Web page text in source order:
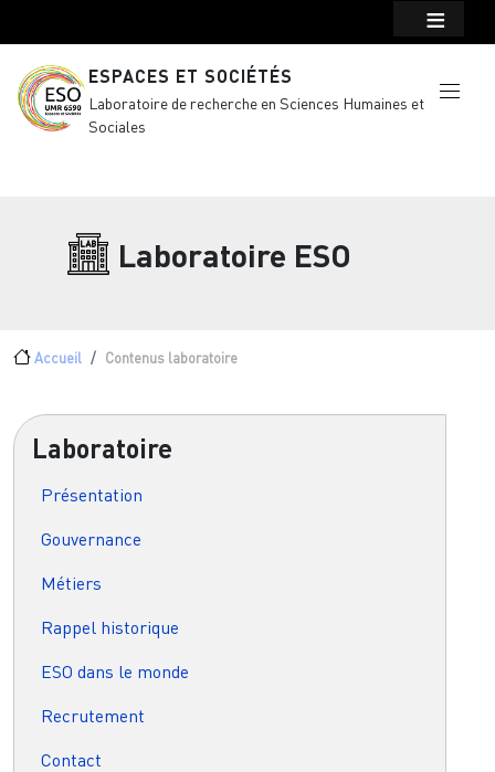
ESPACES ET SOCIÉTÉS
Laboratoire de recherche en Sciences Humaines et
Sociales
Laboratoire ESO
Fil d'Ariane
Accueil Contenus laboratoire
Laboratoire
Présentation
Gouvernance
Métiers
Rappel historique
ESO dans le monde
Recrutement
Contact